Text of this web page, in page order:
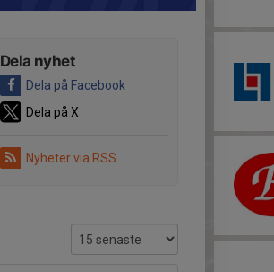
Dela nyhet
Dela på Facebook
Dela på X
Nyheter via RSS